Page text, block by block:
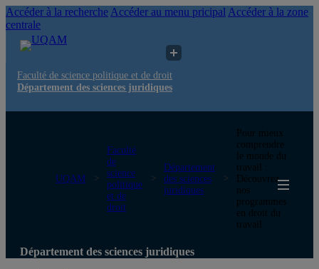
Accéder à la recherche Accéder au menu pricipal Accéder à la zone
centrale
Faculté de science politique et de droit
Département des sciences juridiques
UQAM
Faculté
de
science
politique
et de
droit
Département
des sciences
juridiques
Pour mieux
comprendre
le monde du
travail :
Découvrez
nos
programmes
en droit du
travail
Département des sciences juridiques